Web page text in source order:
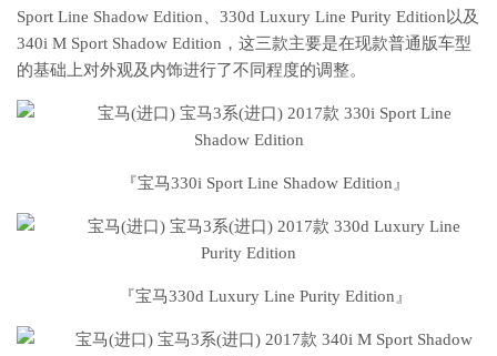
Sport Line Shadow Edition、330d Luxury Line Purity Edition以及
340i M Sport Shadow Edition，这三款主要是在现款普通版车型
的基础上对外观及内饰进行了不同程度的调整。
『宝马330i Sport Line Shadow Edition』
『宝马330d Luxury Line Purity Edition』